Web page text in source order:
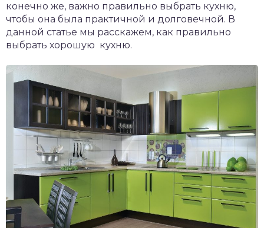
конечно же, важно правильно выбрать кухню,
чтобы она была практичной и долговечной. В
данной статье мы расскажем, как правильно
выбрать хорошую кухню.